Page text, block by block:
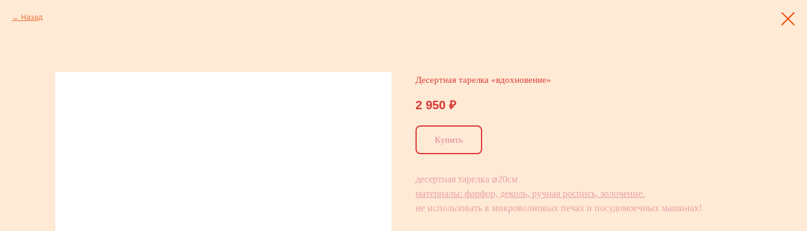
Назад
Десертная тарелка «вдохновение»
2 950 ₽
Купить
десертная тарелка ⌀20см
материалы: фарфор, деколь, ручная роспись, золочение.
не использовать в микроволновых печах и посудомоечных машинах!